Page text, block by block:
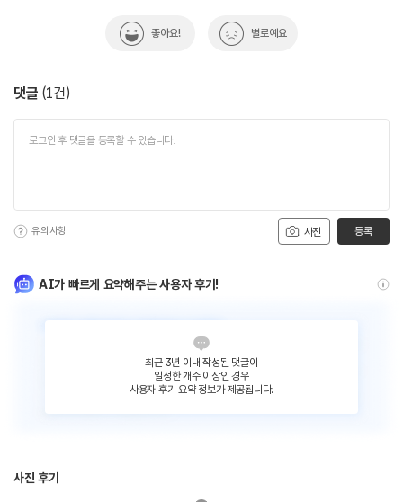
좋아요! 별로예요
댓글 (1건)
사진
유의사항 등록
AI가 빠르게 요약해주는 사용자 후기!
최근 3년 이내 작성된 댓글이
일정한 개수 이상인 경우
사용자 후기 요약 정보가 제공됩니다.
사진 후기